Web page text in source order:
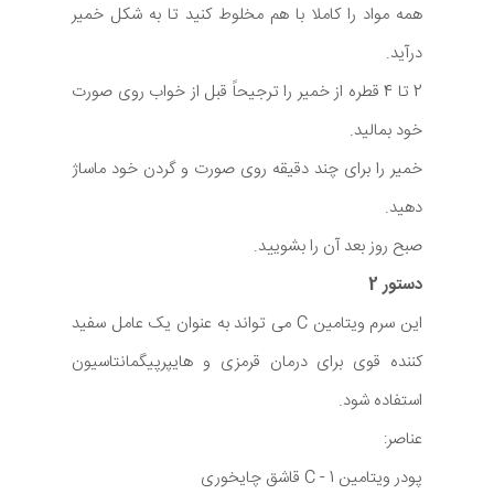
همه مواد را کاملا با هم مخلوط کنید تا به شکل خمیر
درآید.
2 تا 4 قطره از خمیر را ترجیحاً قبل از خواب روی صورت
خود بمالید.
خمیر را برای چند دقیقه روی صورت و گردن خود ماساژ
دهید.
صبح روز بعد آن را بشویید.
دستور 2
این سرم ویتامین C می تواند به عنوان یک عامل سفید
کننده قوی برای درمان قرمزی و هایپرپیگمانتاسیون
استفاده شود.
عناصر:
پودر ویتامین C - 1 قاشق چایخوری